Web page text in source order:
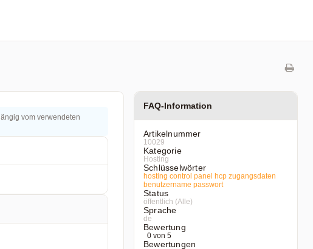
FAQ-Information
Artikelnummer
10029
Kategorie
Hosting
Schlüsselwörter
hosting control panel hcp zugangsdaten
benutzername passwort
Status
öffentlich (Alle)
Sprache
de
Bewertung
0 von 5
Bewertungen
vom verwendeten